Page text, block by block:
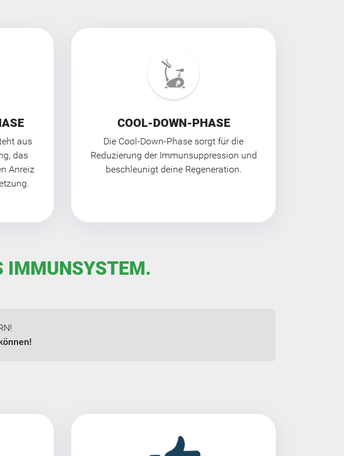
aus
das
Anreiz
COOL-DOWN-PHASE
Die Cool-Down-Phase sorgt für die
Reduzierung der Immunsuppression und
beschleunigt deine Regeneration.
IMMUNSYSTEM.